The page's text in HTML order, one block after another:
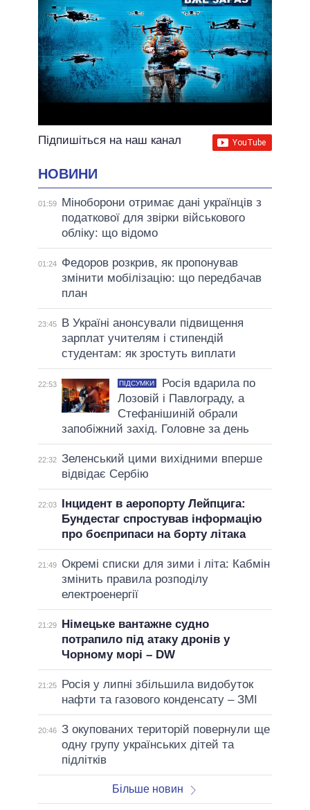
Підпишіться на наш канал
НОВИНИ
01:59
Міноборони отримає дані українців з
податкової для звірки військового
обліку: що відомо
01:24
Федоров розкрив, як пропонував
змінити мобілізацію: що передбачав
план
23:45
В Україні анонсували підвищення
зарплат учителям і стипендій
студентам: як зростуть виплати
22:53 ПІДСУМКИ
Росія вдарила по
Лозовій і Павлограду, а
Стефанішиній обрали
запобіжний захід. Головне за день
22:32 Зеленський цими вихідними вперше
відвідає Сербію
22:03
Інцидент в аеропорту Лейпцига:
Бундестаг спростував інформацію
про боєприпаси на борту літака
21:49 Окремі списки для зими і літа: Кабмін
змінить правила розподілу
електроенергії
21:29
Німецьке вантажне судно
потрапило під атаку дронів у
Чорному морі – DW
21:25
Росія у липні збільшила видобуток
нафти та газового конденсату – ЗМІ
20:46 З окупованих територій повернули ще
одну групу українських дітей та
підлітків
Більше новин